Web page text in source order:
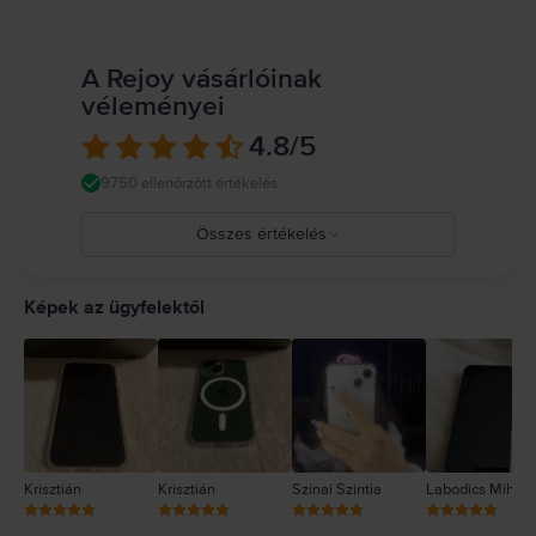
eszközök vagy fejhallgatók használatát tiltó vagy korlátozó szabályokat.
Sérült kábelek vagy adapterek használata, illetve töltés nedvesség
jelenlétében tüzet, áramütést, személyi sérülést vagy az iPhone, illetve
https://support.apple.com/ro-ro/guide/iphone/iph301fc905/ios
A Rejoy vásárlóinak
véleményei
4.8/5
9750 ellenőrzött értékelés
Összes értékelés
2
Képek az ügyfelektől
Krisztián Krisztián Szinai Szintia Labodics